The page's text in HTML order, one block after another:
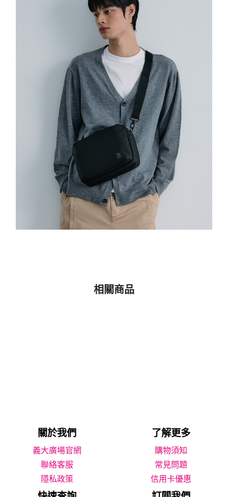
相關商品
關於我們 了解更多
義大廣場官網
購物須知
聯絡客服
常見問題
隱私政策
信用卡優惠